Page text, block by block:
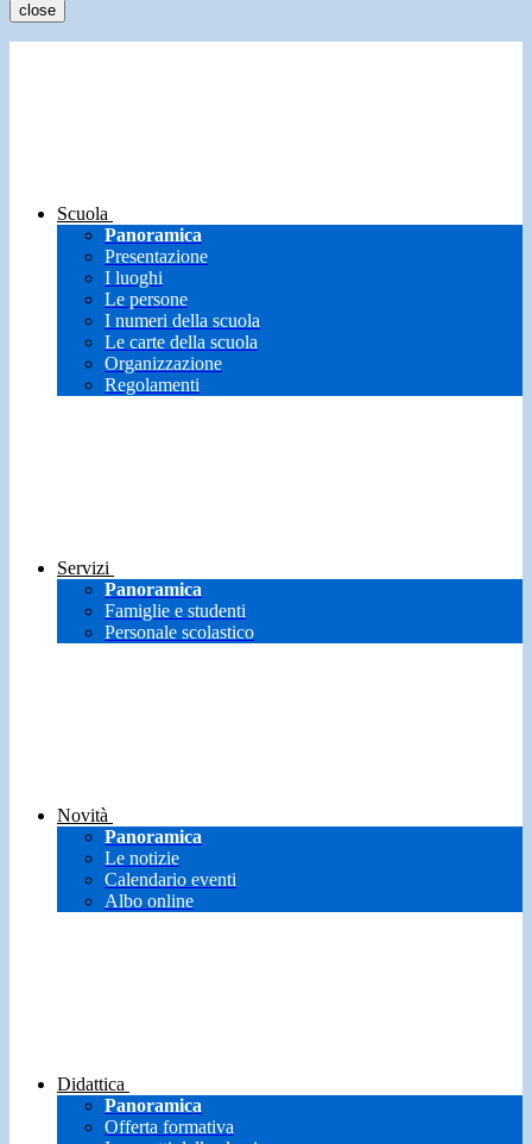
close
Scuola
Panoramica
Presentazione
I luoghi
Le persone
I numeri della scuola
Le carte della scuola
Organizzazione
Regolamenti
Servizi
Panoramica
Famiglie e studenti
Personale scolastico
Novità
Panoramica
Le notizie
Calendario eventi
Albo online
Didattica
Panoramica
Offerta formativa